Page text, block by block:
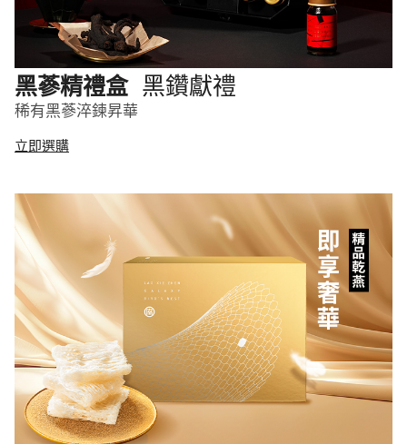
黑蔘精禮盒 黑鑽獻禮
稀有黑蔘淬鍊昇華
立即選購